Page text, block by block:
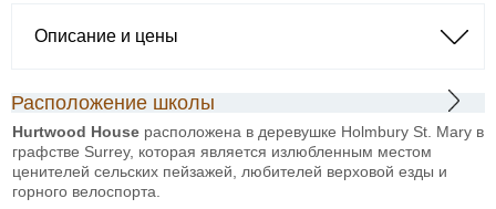
Описание и цены
Расположение школы
Hurtwood House расположена в деревушке Holmbury St. Mary в
графстве Surrey, которая является излюбленным местом
ценителей сельских пейзажей, любителей верховой езды и
горного велоспорта.